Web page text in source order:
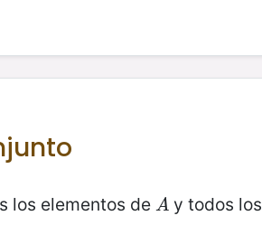
los elementos de A
Ay todos los